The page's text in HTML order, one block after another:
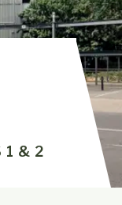
1 & 2